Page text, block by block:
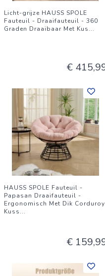
Licht-grijze HAUSS SPOLE
Fauteuil - Draaifauteuil - 360
Graden Draaibaar Met Kus...
€
HAUSS SPOLE Fauteuil -
Papasan Draaifauteuil -
Ergonomisch Met Dik Corduroy
Kuss...
€